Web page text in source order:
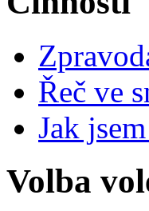
Řeč ve
Jak
Volba